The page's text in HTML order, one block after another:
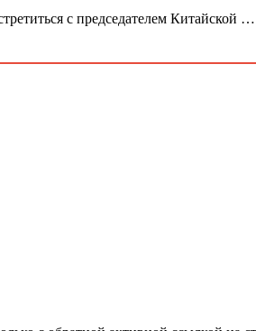
с председателем Китайской …